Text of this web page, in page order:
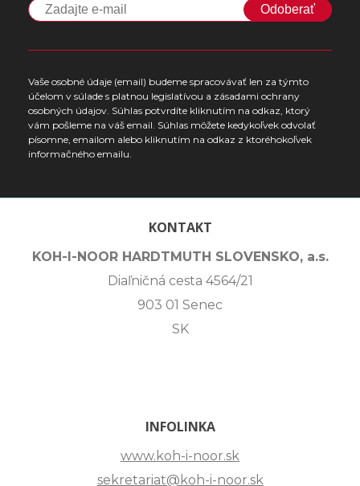
Odoberať
Vaše osobné údaje (email) budeme spracovávať len za týmto
účelom v súlade s platnou legislatívou a zásadami ochrany
osobných údajov. Súhlas potvrdíte kliknutím na odkaz, ktorý
vám pošleme na váš email. Súhlas môžete kedykoľvek odvolať
písomne, emailom alebo kliknutím na odkaz z ktoréhokoľvek
informačného emailu.
KONTAKT
KOH-I-NOOR HARDTMUTH SLOVENSKO, a.s.
Diaľničná cesta 4564/21
903 01 Senec
SK
INFOLINKA
www.koh-i-noor.sk
sekretariat@koh-i-noor.sk